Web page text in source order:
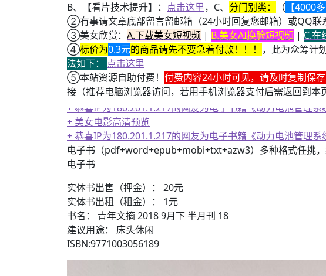
B、【看片技术提升】： 点击这里，C、 分门别类： （ 【4000
②有事请文章底部留言留邮箱（24小时回复您邮箱）或QQ联
③美女欣赏： A.下载美女短视频 | B.美女AI换脸短视频 | C.在
④标价为0.3元的商品请先不要急着付款！！！ ，此为众筹计
法如下： 点击这里
⑤本站资源自助付费！ 付费内容24小时可见，请及时复制保存
接（推荐电脑浏览器访问，若用手机浏览器支付后需返回到本
+ 恭喜IP为180.201.1.217的网友为电子书籍《动力电池管理系
+ 美女电影高清预览
+ 恭喜IP为180.201.1.217的网友为电子书籍《动力电池管理系
电子书（pdf+word+epub+mobi+txt+azw3）多种格式任挑
电子书
实体书出售（押金）： 20元
实体书出租（租金）： 1元
书名： 青年文摘 2018 9月下 半月刊 18
建议用途： 床头休闲
ISBN:9771003056189